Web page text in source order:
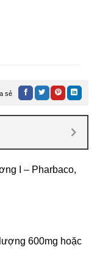
sẻ
I – Pharbaco,
600mg hoặc